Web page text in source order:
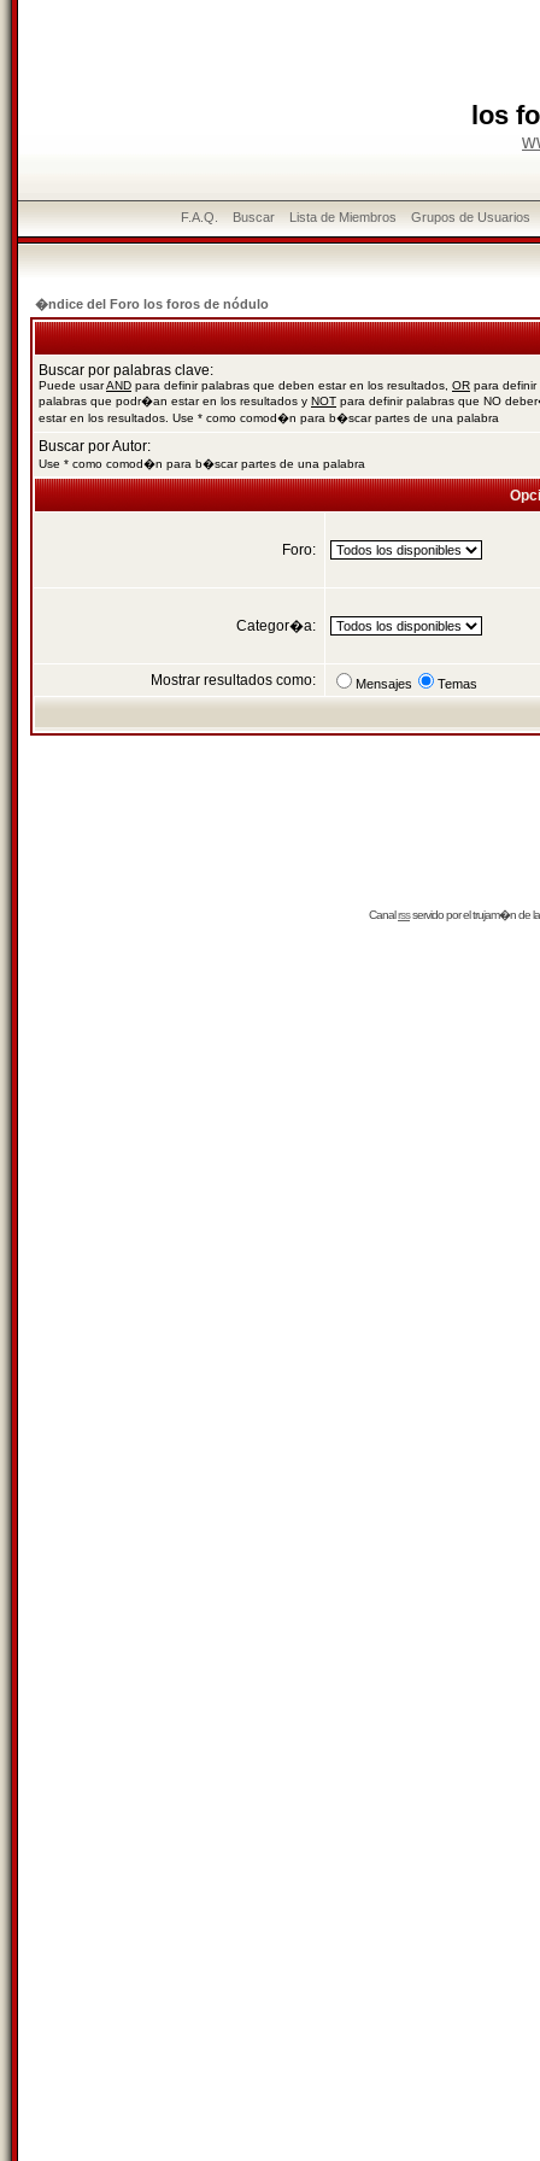
los
F.A.Q. Buscar Lista de Miembros Grupos de Usuarios
�ndice del Foro los foros de nódulo
Buscar por palabras clave:
Puede usarAND para definir palabras que deben estar en los resultados, OR para definir
palabras que podr�an estar en los resultados y NOT para definir palabras que NO
estar en los resultados. Use * como comod�n para b�scar partes de una palabra
Buscar por Autor:
Use * como comod�n para b�scar partes de una palabra
Foro:
Categor�a:
Mostrar resultados como: Mensajes Temas
Canalrssservido por eltrujam�nde